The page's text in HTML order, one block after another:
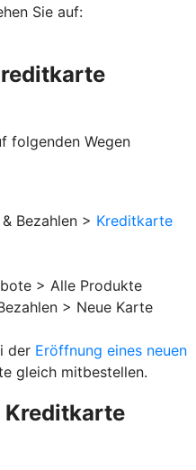
Sie auf:
folgenden Wegen
Bezahlen > Kreditkarte
> Alle Produkte
> Neue Karte
der Eröffnung eines neuen
gleich mitbestellen.
Kreditkarte